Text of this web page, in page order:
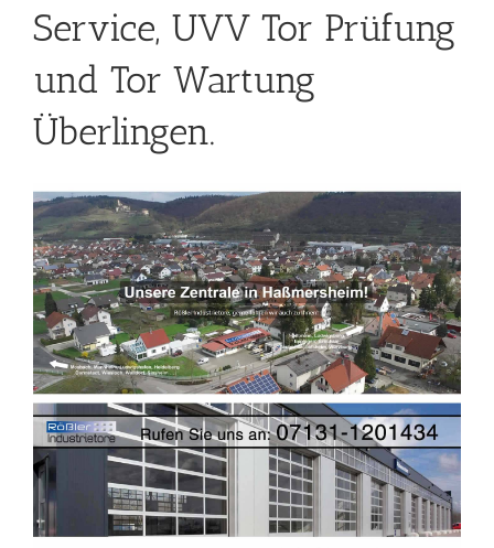
Service, UVV Tor Prüfung
und Tor Wartung
Überlingen.